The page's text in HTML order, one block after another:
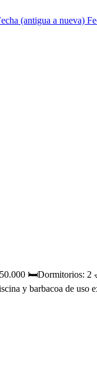
(antigua a nueva)
🛏Dormitorios:
y barbacoa de